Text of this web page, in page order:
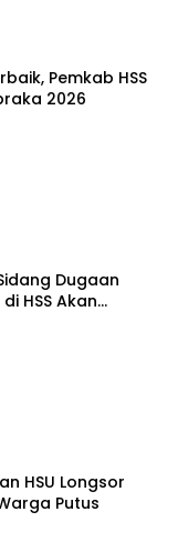
Pemkab HSS
2026
Dugaan
HSS Akan
HSU Longsor
Putus